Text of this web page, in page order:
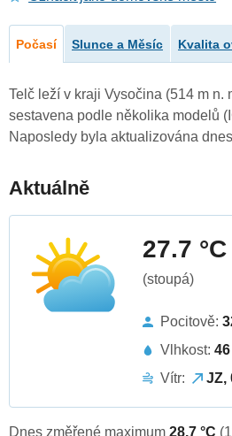
Počasí Slunce a Měsíc Kvalita
Telč leží v kraji Vysočina (514 m n.
sestavena podle několika modelů
Naposledy byla aktualizována
Aktuálně
27.7 °C
(stoupá)
Pocitově:
Vlhkost:
Vítr:
JZ,
Dnes změřené maximum 28.7 °C